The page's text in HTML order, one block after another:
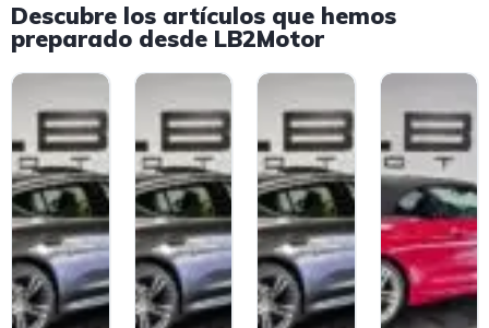
Descubre los artículos que hemos
preparado desde LB2Motor